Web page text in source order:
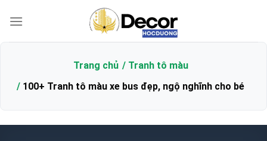
qua
Trang chủ
Tranh tô màu
100+ Tranh tô màu xe bus đẹp, ngộ nghĩnh cho bé